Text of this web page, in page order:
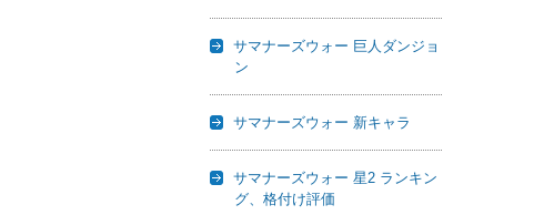
サマナーズウォー 巨人ダンジョ
ン
サマナーズウォー 新キャラ
サマナーズウォー 星2 ランキン
グ、格付け評価